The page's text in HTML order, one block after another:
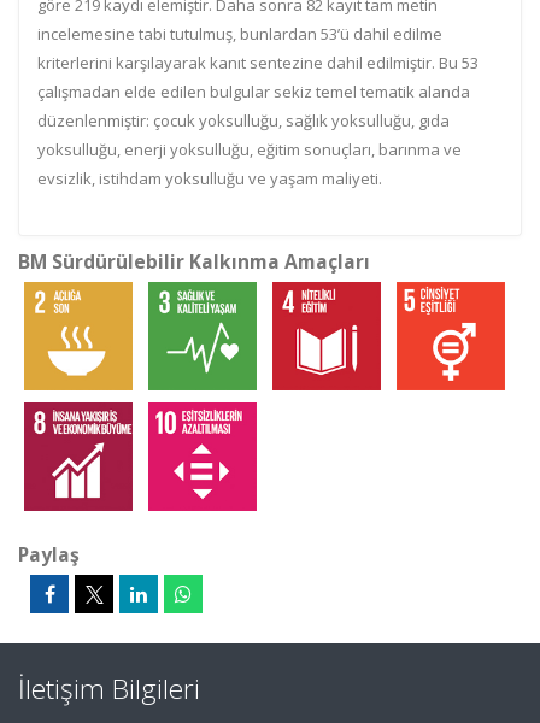
göre 219 kaydı elemiştir. Daha sonra 82 kayıt tam metin
incelemesine tabi tutulmuş, bunlardan 53’ü dahil edilme
kriterlerini karşılayarak kanıt sentezine dahil edilmiştir. Bu 53
çalışmadan elde edilen bulgular sekiz temel tematik alanda
düzenlenmiştir: çocuk yoksulluğu, sağlık yoksulluğu, gıda
yoksulluğu, enerji yoksulluğu, eğitim sonuçları, barınma ve
evsizlik, istihdam yoksulluğu ve yaşam maliyeti.
BM Sürdürülebilir Kalkınma Amaçları
Paylaş
İletişim Bilgileri